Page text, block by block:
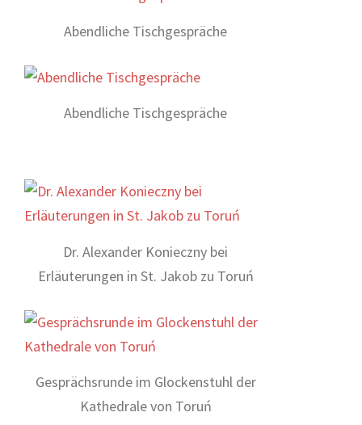
Abendliche Tischgespräche
Abendliche Tischgespräche
Dr. Alexander Konieczny bei
Erläuterungen in St. Jakob zu Toruń
Gesprächsrunde im Glockenstuhl der
Kathedrale von Toruń